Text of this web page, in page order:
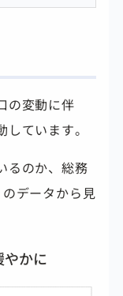
の変動に伴
ています。
るのか、総務
データから見
かに